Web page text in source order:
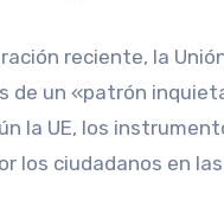
reciente, la
de un «patrón
la UE, los
los ciudadanos en